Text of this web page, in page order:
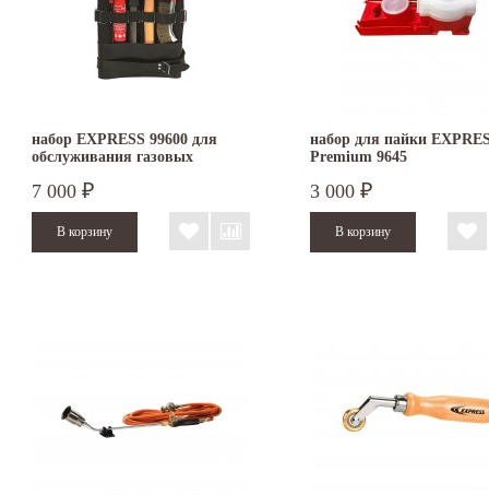
набор EXPRESS 99600 для
обслуживания газовых
7 000 ₽
набор для пайки
Premium 9645
3 000 ₽